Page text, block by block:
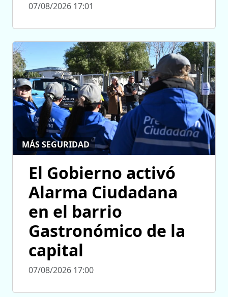
07/08/2026 17:01
MÁS SEGURIDAD
El Gobierno activó
Alarma Ciudadana
en el barrio
Gastronómico de la
capital
07/08/2026 17:00